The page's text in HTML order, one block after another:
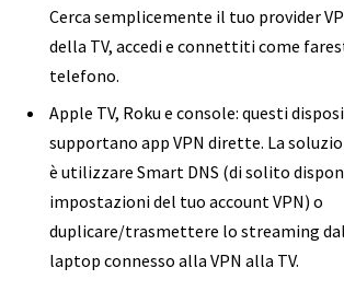
Cerca semplicemente il tuo provider
della TV, accedi e connettiti come
telefono.
Apple TV, Roku e console: questi
supportano app VPN dirette. La
è utilizzare Smart DNS (di solito
impostazioni del tuo account VPN) o
duplicare/trasmettere lo streaming
laptop connesso alla VPN alla TV.